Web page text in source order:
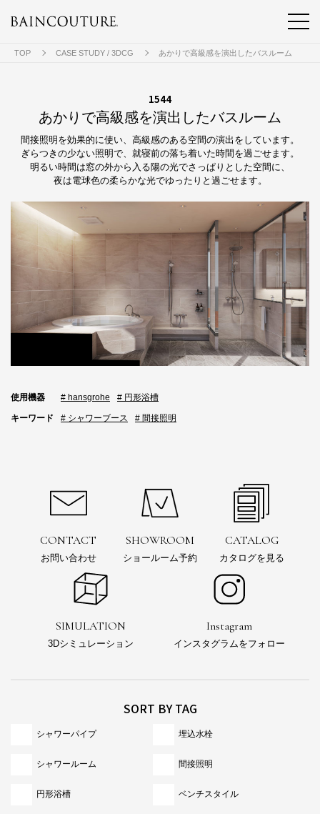
TOP CASE STUDY / 3DCG あかりで高級感を演出したバスルーム
1544
あかりで高級感を演出したバスルーム
間接照明を効果的に使い、高級感のある空間の演出をしています。
ぎらつきの少ない照明で、就寝前の落ち着いた時間を過ごせます。
明るい時間は窓の外から入る陽の光でさっぱりとした空間に、
夜は電球色の柔らかな光でゆったりと過ごせます。
使用機器 # hansgrohe # 円形浴槽
キーワード # シャワーブース # 間接照明
CONTACT
お問い合わせ
SHOWROOM
ショールーム予約
CATALOG
カタログを見る
SIMULATION
3Dシミュレーション
Instagram
インスタグラムをフォロー
SORT BY TAG
シャワーパイプ 埋込水栓
シャワールーム 間接照明
円形浴槽 ベンチスタイル